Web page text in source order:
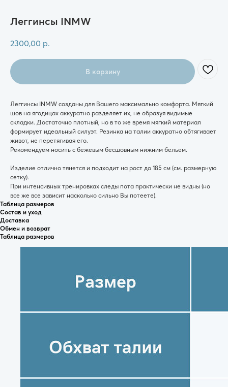
Леггинсы INMW
2300,00 р.
В корзину
Леггинсы INMW созданы для Вашего максимально комфорта. Мягкий
шов на ягодицах аккуратно разделяет их, не образуя видимые
складки. Достаточно плотный, но в то же время мягкий материал
формирует идеальный силуэт. Резинка на талии аккуратно обтягивает
живот, не перетягивая его.
Рекомендуем носить с бежевым бесшовным нижним бельем.
Изделие отлично тянется и подходит на рост до 185 см (см. размерную
сетку).
При интенсивных тренировках следы пота практически не видны (но
все же все зависит насколько сильно Вы потеете).
Таблица размеров
Состав и уход
Доставка
Обмен и возврат
Таблица размеров